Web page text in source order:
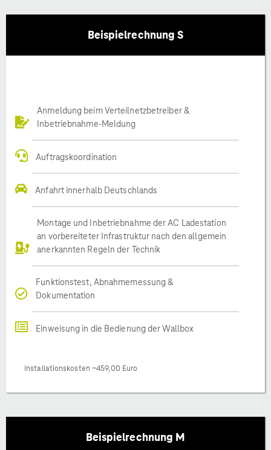
Beispielrechnung S
Anmeldung beim Verteilnetzbetreiber &
Inbetriebnahme-Meldung
Auftragskoordination
Anfahrt innerhalb Deutschlands
Montage und Inbetriebnahme der AC Ladestation
an vorbereiteter Infrastruktur nach den allgemein
anerkannten Regeln der Technik
Funktionstest, Abnahmemessung &
Dokumentation
Einweisung in die Bedienung der Wallbox
Installationskosten ~459,00 Euro
Beispielrechnung M